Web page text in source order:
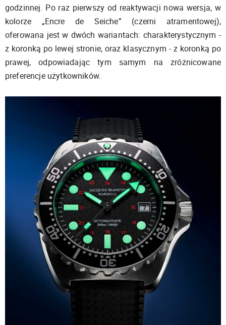
godzinnej. Po raz pierwszy od reaktywacji nowa wersja, w
kolorze „Encre de Seiche” (czerni atramentowej),
oferowana jest w dwóch wariantach: charakterystycznym -
z koronką po lewej stronie, oraz klasycznym - z koronką po
prawej, odpowiadając tym samym na zróżnicowane
preferencje użytkowników.